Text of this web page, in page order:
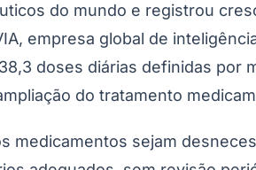
do mundo e registrou
empresa global de
doses diárias definidas
do tratamento
sejam